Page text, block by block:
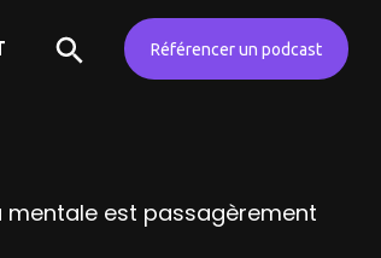
Référencer un podcast
mentale est passagèrement